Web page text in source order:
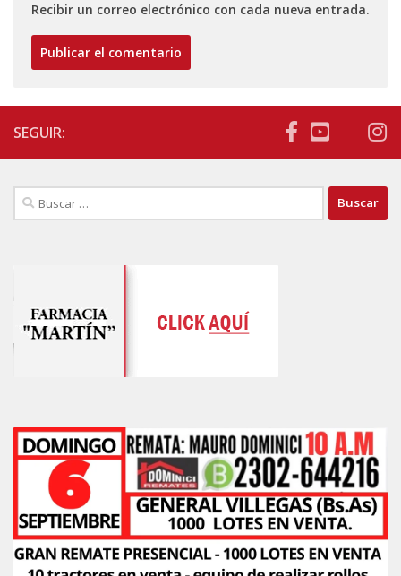
Recibir un correo electrónico con cada nueva entrada.
SEGUIR:
Buscar: